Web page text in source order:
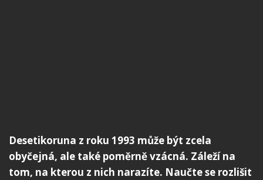
Desetikoruna z roku 1993 může být zcela
obyčejná, ale také poměrně vzácná. Záleží na
tom, na kterou z nich narazíte. Naučte se rozlišit